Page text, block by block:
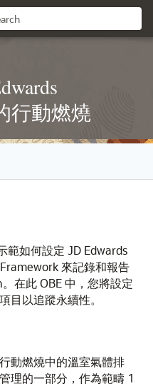
行動燃燒
範如何設定 JD Edwards
來記錄和報告
在此 OBE 中，您將設定
目以追蹤永續性。
動燃燒中的溫室氣體排
理的一部分，作為範疇 1